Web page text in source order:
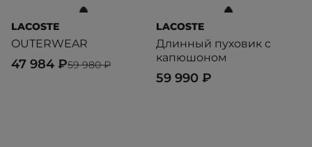
LACOSTE
OUTERWEAR
59 980 ₽
47 984 ₽
LACOSTE
Длинный пуховик с
капюшоном
59 990 ₽